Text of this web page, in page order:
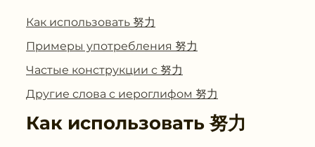
Как использовать 努力
Примеры употребления 努力
Частые конструкции с 努力
Другие слова с иероглифом 努力
Как использовать努力